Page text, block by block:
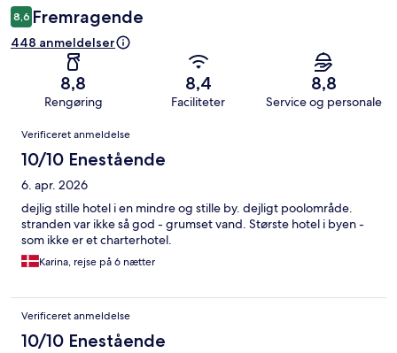
8,6 Fremragende
448 anmeldelser
8,8
Rengøring
8,4
Faciliteter
8,8
Service og personale
Anmeldelser
Verificeret anmeldelse
10/10 Enestående
6. apr. 2026
dejlig stille hotel i en mindre og stille by. dejligt poolområde.
stranden var ikke så god - grumset vand. Største hotel i byen -
som ikke er et charterhotel.
Karina, rejse på 6 nætter
Verificeret anmeldelse
10/10 Enestående